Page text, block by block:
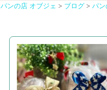
パンの店 オブジェ > ブログ > パン